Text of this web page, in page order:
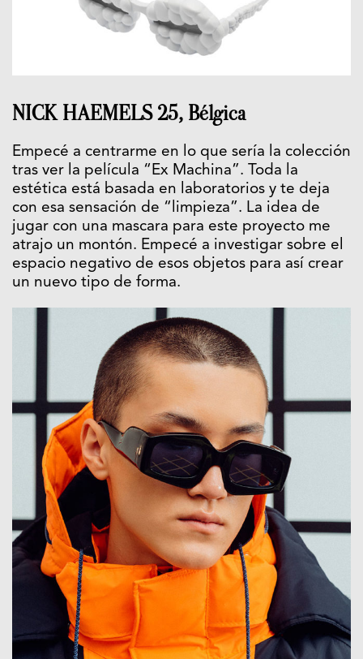
NICK HAEMELS 25, Bélgica
Empecé a centrarme en lo que sería la colección
tras ver la película “Ex Machina”. Toda la
estética está basada en laboratorios y te deja
con esa sensación de “limpieza”. La idea de
jugar con una mascara para este proyecto me
atrajo un montón. Empecé a investigar sobre el
espacio negativo de esos objetos para así crear
un nuevo tipo de forma.